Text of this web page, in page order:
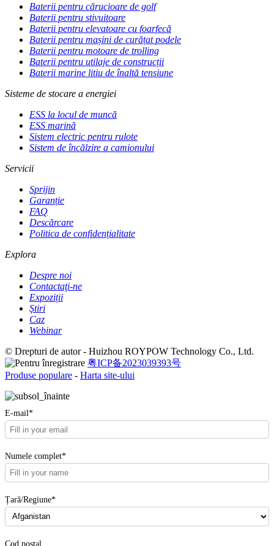
Baterii pentru cărucioare de golf
Baterii pentru stivuitoare
Baterii pentru elevatoare cu foarfecă
Baterii pentru mașini de curățat podele
Baterii pentru motoare de trolling
Baterii pentru utilaje de construcții
Baterii marine litiu de înaltă tensiune
Sisteme de stocare a energiei
ESS la locul de muncă
ESS marină
Sistem electric pentru rulote
Sistem de încălzire a camionului
Servicii
Sprijin
Garanție
FAQ
Descărcare
Politica de confidențialitate
Explora
Despre noi
Contactaţi-ne
Expoziții
Ştiri
Caz
Webinar
© Drepturi de autor - Huizhou ROYPOW Technology Co., Ltd.
粤ICP备2023039393号
Produse populare - Harta site-ului
E-mail*
Numele complet*
Țară/Regiune*
Cod poștal